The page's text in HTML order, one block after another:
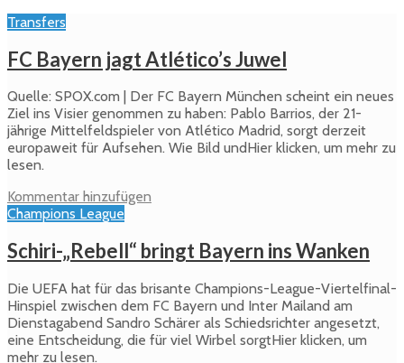
Transfers
FC Bayern jagt Atlético’s Juwel
Quelle: SPOX.com | Der FC Bayern München scheint ein neues
Ziel ins Visier genommen zu haben: Pablo Barrios, der 21-
jährige Mittelfeldspieler von Atlético Madrid, sorgt derzeit
europaweit für Aufsehen. Wie Bild undHier klicken, um mehr zu
lesen.
Kommentar hinzufügen
Champions League
Schiri-„Rebell“ bringt Bayern ins Wanken
Die UEFA hat für das brisante Champions-League-Viertelfinal-
Hinspiel zwischen dem FC Bayern und Inter Mailand am
Dienstagabend Sandro Schärer als Schiedsrichter angesetzt,
eine Entscheidung, die für viel Wirbel sorgtHier klicken, um
mehr zu lesen.